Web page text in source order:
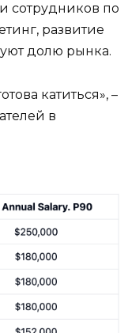
сотрудников по
развитие
долю рынка.
катиться», –
в